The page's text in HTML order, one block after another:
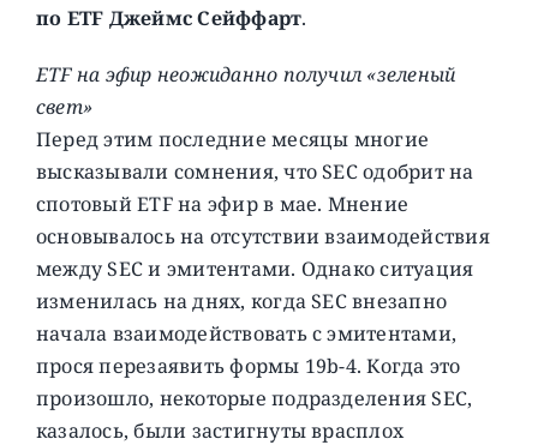
по ETF Джеймс Сейффарт.
ETF на эфир неожиданно получил «зеленый
свет»
Перед этим последние месяцы многие
высказывали сомнения, что SEC одобрит на
спотовый ETF на эфир в мае. Мнение
основывалось на отсутствии взаимодействия
между SEC и эмитентами. Однако ситуация
изменилась на днях, когда SEC внезапно
начала взаимодействовать с эмитентами,
прося перезаявить формы 19b-4. Когда это
произошло, некоторые подразделения SEC,
казалось, были застигнуты врасплох